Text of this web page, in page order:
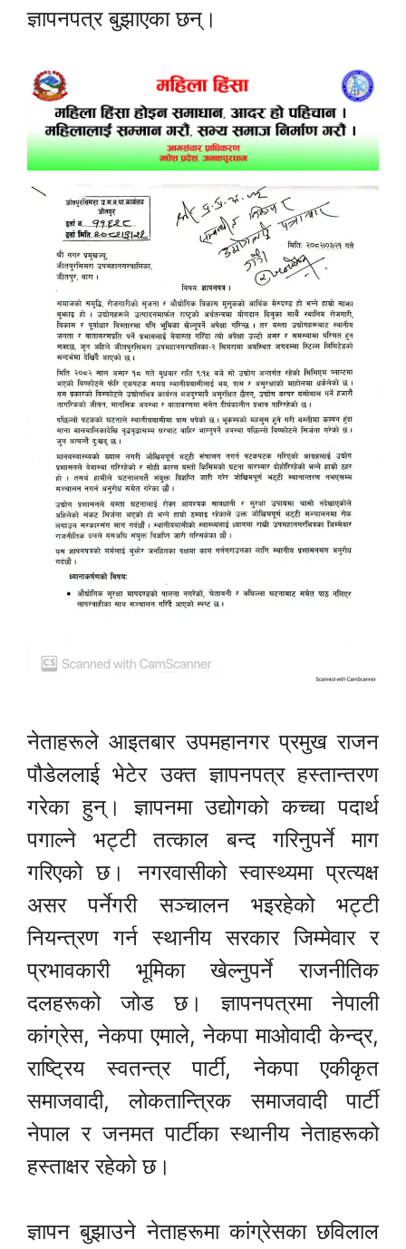
ज्ञापनपत्र बुझाएका छन्।
नेताहरूले आइतबार उपमहानगर प्रमुख राजन
पौडेललाई भेटेर उक्त ज्ञापनपत्र हस्तान्तरण
गरेका हुन्। ज्ञापनमा उद्योगको कच्चा पदार्थ
पगाल्ने भट्टी तत्काल बन्द गरिनुपर्ने माग
गरिएको छ। नगरवासीको स्वास्थ्यमा प्रत्यक्ष
असर पर्नेगरी सञ्चालन भइरहेको भट्टी
नियन्त्रण गर्न स्थानीय सरकार जिम्मेवार र
प्रभावकारी भूमिका खेल्नुपर्ने राजनीतिक
दलहरूको जोड छ। ज्ञापनपत्रमा नेपाली
कांग्रेस, नेकपा एमाले, नेकपा माओवादी केन्द्र,
राष्ट्रिय स्वतन्त्र पार्टी, नेकपा एकीकृत
समाजवादी, लोकतान्त्रिक समाजवादी पार्टी
नेपाल र जनमत पार्टीका स्थानीय नेताहरूको
हस्ताक्षर रहेको छ।
ज्ञापन बुझाउने नेताहरूमा कांग्रेसका छविलाल